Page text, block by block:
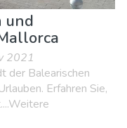
und
2021
der Balearischen
Erfahren Sie,